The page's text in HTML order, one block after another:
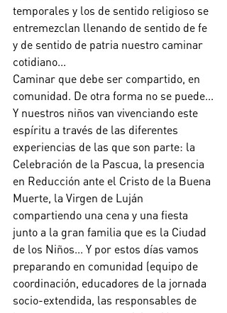
temporales y los de sentido religioso se
entremezclan llenando de sentido de fe
y de sentido de patria nuestro caminar
cotidiano...
Caminar que debe ser compartido, en
comunidad. De otra forma no se puede...
Y nuestros niños van vivenciando este
espíritu a través de las diferentes
experiencias de las que son parte: la
Celebración de la Pascua, la presencia
en Reducción ante el Cristo de la Buena
Muerte, la Virgen de Luján
compartiendo una cena y una fiesta
junto a la gran familia que es la Ciudad
de los Niños... Y por estos días vamos
preparando en comunidad (equipo de
coordinación, educadores de la jornada
socio-extendida, las responsables de